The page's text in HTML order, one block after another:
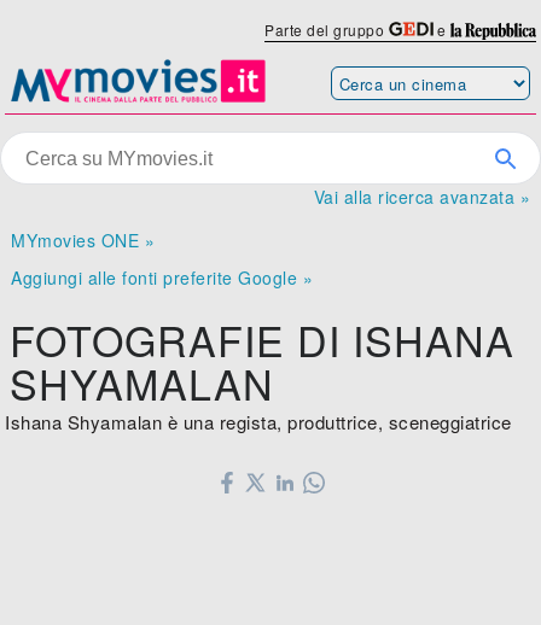
Parte del gruppo e
Vai alla ricerca avanzata »
MYmovies ONE »
Aggiungi alle fonti preferite Google »
FOTOGRAFIE DI ISHANA
SHYAMALAN
Ishana Shyamalan è una regista, produttrice, sceneggiatrice